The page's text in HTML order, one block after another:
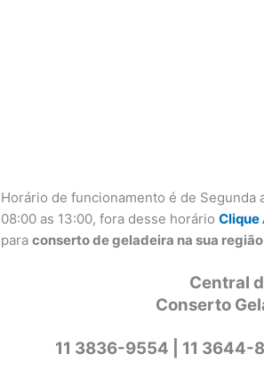
Horário de funcionamento é de Segunda
08:00 as 13:00, fora desse horárioClique
paraconserto de geladeira na sua
Central
Conserto
11 3836-9554 | 11 3644-